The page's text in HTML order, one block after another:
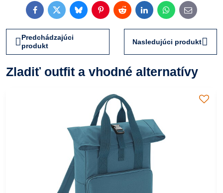
FacebookTwitterBlueskyPinterestRedditLinkedInWhatsApp
E-
mail
Predchádzajúci
produkt
Nasledujúci produkt
Zladiť outfit a vhodné alternatívy